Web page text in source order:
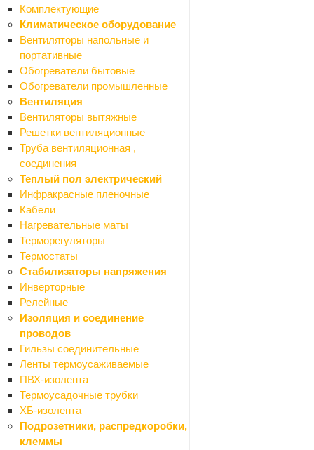
Комплектующие
Климатическое оборудование
Вентиляторы напольные и
портативные
Обогреватели бытовые
Обогреватели промышленные
Вентиляция
Вентиляторы вытяжные
Решетки вентиляционные
Труба вентиляционная ,
соединения
Теплый пол электрический
Инфракрасные пленочные
Кабели
Нагревательные маты
Терморегуляторы
Термостаты
Стабилизаторы напряжения
Инверторные
Релейные
Изоляция и соединение
проводов
Гильзы соединительные
Ленты термоусаживаемые
ПВХ-изолента
Термоусадочные трубки
ХБ-изолента
Подрозетники, распредкоробки,
клеммы
Смесители
Смесители для биде
Смесители для ванной
Смесители для душа
Смесители для кухни
Смесители для раковины (кобра)
Комплектующие для смесителей
Стойки душевые
Экраны для ванн
Акриловые
Панели для экранов
Рамы для экранов
Стальные
Санфаянс
Крышки (сиденья) на унитаз
Раковины, умывальники
Унитазы подвесные